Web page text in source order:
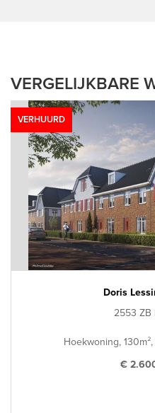
VERGELIJKBARE
VERHUURD
Doris
2553 ZB
Hoekwoning,
€